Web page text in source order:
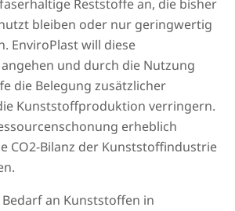
Reststoffe an, die bisher
bleiben oder nur geringwertig
EnviroPlast will diese
und durch die Nutzung
die Belegung zusätzlicher
Kunststoffproduktion verringern.
erheblich
CO2-Bilanz der Kunststoffindustrie
an Kunststoffen in